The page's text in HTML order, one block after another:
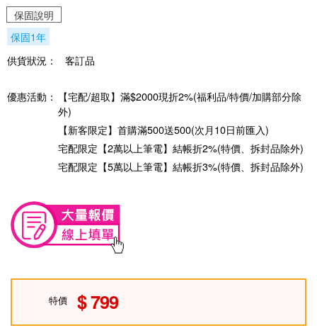
保固說明
保固1年
供貨狀況：
客訂品
優惠活動：
【宅配/超取】滿$2000現折2%(福利品/特價/加購部分除
外)
【新客限定】首購滿500送500(次月10日前匯入)
宅配限定【2萬以上筆電】結帳折2%(特價、拆封品除外)
宅配限定【5萬以上筆電】結帳折3%(特價、拆封品除外)
特價 799